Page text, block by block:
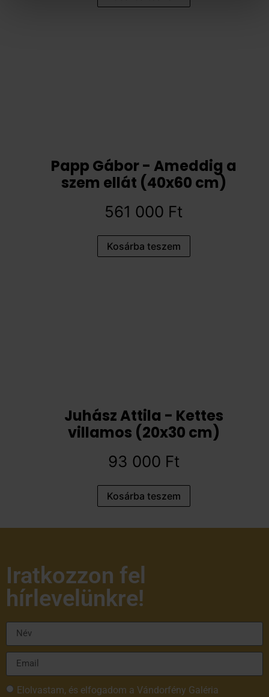
Papp Gábor - Ameddig a
szem ellát (40x60 cm)
561 000 Ft
Kosárba teszem
Juhász Attila - Kettes
villamos (20x30 cm)
93 000 Ft
Kosárba teszem
Iratkozzon fel
hírlevelünkre!
Elolvastam, és elfogadom a Vándorfény Galéria